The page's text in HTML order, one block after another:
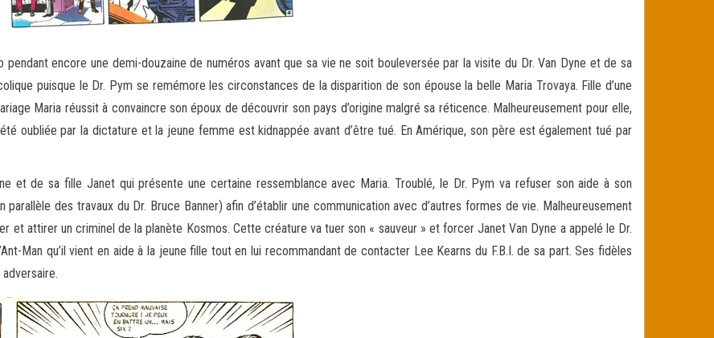
encore une demi-douzaine de numéros avant que sa vie ne soit bouleversée par la visite du Dr. Van Dyne et de sa
puisque le Dr. Pym se remémore les circonstances de la disparition de son épouse la belle Maria Trovaya. Fille d’une
Maria réussit à convaincre son époux de découvrir son pays d’origine malgré sa réticence. Malheureusement pour elle,
oubliée par la dictature et la jeune femme est kidnappée avant d’être tué. En Amérique, son père est également tué par
et de sa fille Janet qui présente une certaine ressemblance avec Maria. Troublé, le Dr. Pym va refuser son aide à son
des travaux du Dr. Bruce Banner) afin d’établir une communication avec d’autres formes de vie. Malheureusement
et attirer un criminel de la planète Kosmos. Cette créature va tuer son « sauveur » et forcer Janet Van Dyne a appelé le Dr.
Man qu’il vient en aide à la jeune fille tout en lui recommandant de contacter Lee Kearns du F.B.I. de sa part. Ses fidèles